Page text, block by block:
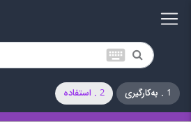
keyboard
1 . به‌کارگیری 2 . استفاده